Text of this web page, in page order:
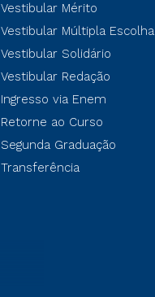
Vestibular Mérito
Vestibular Múltipla Escolha
Vestibular Solidário
Vestibular Redação
Ingresso via Enem
Retorne ao Curso
Segunda Graduação
Transferência